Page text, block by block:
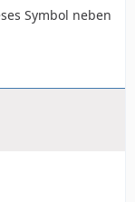
Symbol neben